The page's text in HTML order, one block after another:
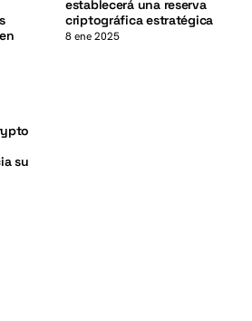
establecerá una reserva
criptográfica estratégica
8 ene 2025
su